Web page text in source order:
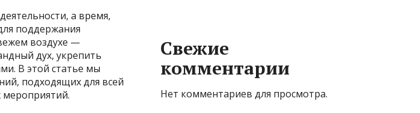
а время,
поддержания
воздухе —
дух, укрепить
В этой статье мы
подходящих для всей
Свежие
комментарии
Нет комментариев для просмотра.